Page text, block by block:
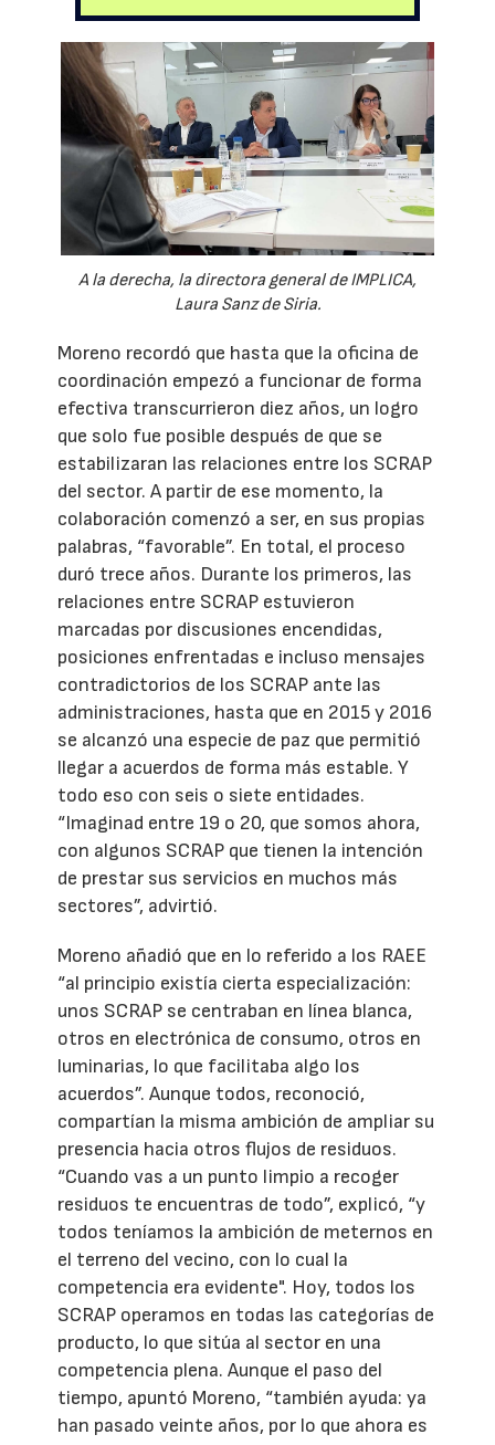
A la derecha, la directora general de IMPLICA,
Laura Sanz de Siria.
Moreno recordó que hasta que la oficina de
coordinación empezó a funcionar de forma
efectiva transcurrieron diez años, un logro
que solo fue posible después de que se
estabilizaran las relaciones entre los SCRAP
del sector. A partir de ese momento, la
colaboración comenzó a ser, en sus propias
palabras, “favorable”. En total, el proceso
duró trece años. Durante los primeros, las
relaciones entre SCRAP estuvieron
marcadas por discusiones encendidas,
posiciones enfrentadas e incluso mensajes
contradictorios de los SCRAP ante las
administraciones, hasta que en 2015 y 2016
se alcanzó una especie de paz que permitió
llegar a acuerdos de forma más estable. Y
todo eso con seis o siete entidades.
“Imaginad entre 19 o 20, que somos ahora,
con algunos SCRAP que tienen la intención
de prestar sus servicios en muchos más
sectores”, advirtió.
Moreno añadió que en lo referido a los RAEE
“al principio existía cierta especialización:
unos SCRAP se centraban en línea blanca,
otros en electrónica de consumo, otros en
luminarias, lo que facilitaba algo los
acuerdos”. Aunque todos, reconoció,
compartían la misma ambición de ampliar su
presencia hacia otros flujos de residuos.
“Cuando vas a un punto limpio a recoger
residuos te encuentras de todo”, explicó, “y
todos teníamos la ambición de meternos en
el terreno del vecino, con lo cual la
competencia era evidente". Hoy, todos los
SCRAP operamos en todas las categorías de
producto, lo que sitúa al sector en una
competencia plena. Aunque el paso del
tiempo, apuntó Moreno, “también ayuda: ya
han pasado veinte años, por lo que ahora es